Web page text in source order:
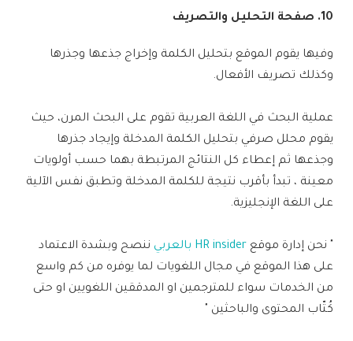
10. صفحة التحليل والتصريف
وفيها يقوم الموقع بتحليل الكلمة وإخراج جذعها وجذرها
وكذلك تصريف الأفعال.
عملية البحث في اللغة العربية تقوم على البحث المرن، حيث
يقوم محلل صرفي بتحليل الكلمة المدخلة وإيجاد جذرها
وجذعها ثم إعطاء كل النتائج المرتبطة بهما حسب أولويات
معينة ، تبدأ بأقرب نتيجة للكلمة المدخلة وتطبق نفس الآلية
على اللغة الإنجليزية.
" نحن إدارة موقع HR insider بالعربي
ننصح وبشدة الاعتماد
على هذا الموقع في مجال اللغويات لما يوفره من كم واسع
من الخدمات سواء للمترجمين او المدققين اللغويين او حتى
كُتّاب المحتوى والباحثين "